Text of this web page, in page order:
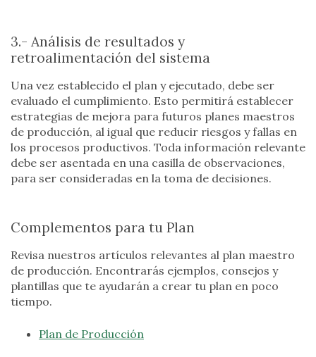
3.- Análisis de resultados y
retroalimentación del sistema
Una vez establecido el plan y ejecutado, debe ser
evaluado el cumplimiento. Esto permitirá establecer
estrategias de mejora para futuros planes maestros
de producción, al igual que reducir riesgos y fallas en
los procesos productivos. Toda información relevante
debe ser asentada en una casilla de observaciones,
para ser consideradas en la toma de decisiones.
Complementos para tu Plan
Revisa nuestros artículos relevantes al plan maestro
de producción. Encontrarás ejemplos, consejos y
plantillas que te ayudarán a crear tu plan en poco
tiempo.
Plan de Producción